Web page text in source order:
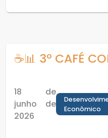
☕📊 3º CAFÉ
18 de
junho de
2026
Econômico